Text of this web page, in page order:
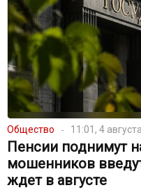
Общество 11:01, 4 августа
Пенсии поднимут
мошенников
ждет в августе